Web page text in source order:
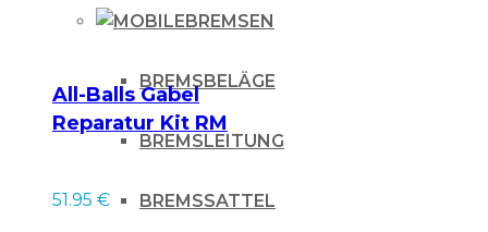
BREMSEN
BREMSBELÄGE
BREMSLEITUNG
BREMSSATTEL
All-Balls Gabel
Reparatur Kit RM
250 01-02
51.95 €